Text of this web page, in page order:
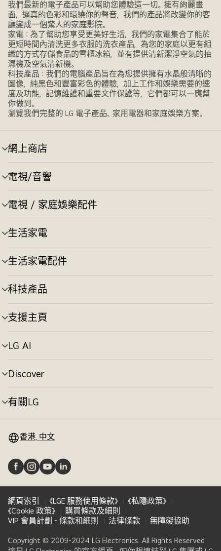
我們最新的電子產品可以幫助您體驗這一切。擁有絢麗畫
面，逼真的色彩和環繞你的聲音，我們的產品將改變你的客
廳變成一個驚人的家庭影院。
家電：為了幫助您享受更美好生活，我們的家電集合了能於
更短時間內清洗更多衣服的洗衣產品，為您的家庭以更有組
織的方式存儲食品的雪櫃冰箱，並有提供清新潔淨空氣的抽
濕機及空氣清新機。
科技產品：我們的電腦產品旨在為您提供擁有水晶般清晰的
圖像，純黑色和豐富彩色的體驗，加上工作和娛樂需要的速
度及功能，記憶維護和重要文件保護等，它們都可以一應幫
你做到。
瀏覽我們完整的 LG 電子產品、家用電器和家庭娛樂方案。
網上商店
選
單
切
換
電視/音響
選
單
切
換
電視 / 家庭娛樂配件
選
單
切
換
生活家電
選
單
切
換
生活家電配件
選
單
切
換
科技產品
選
單
切
換
支援主頁
選
單
切
換
LG AI
選
單
切
換
Discover
選
單
切
換
有關LG
選
換 香港, 中文
網頁索引 《LGE 服務使用條款》
《私隱政策》
《Cookie 政策》
購買條款及細則
VIP 會員計劃 - 條款和細則
法律條款 無障礙協助
Copyright © 2009-2024 LG Electronics. All Rights Reserved